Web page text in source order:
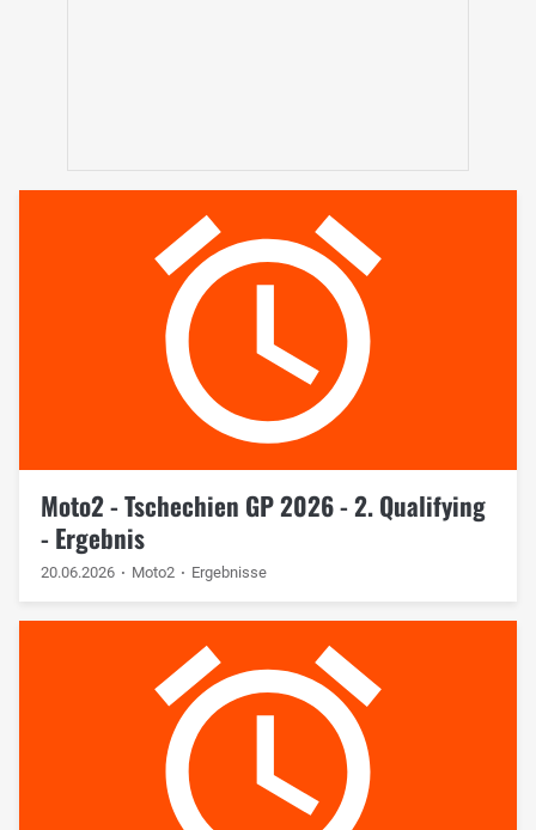
Moto2 - Tschechien GP 2026 - 2. Qualifying
- Ergebnis
20.06.2026 Moto2 Ergebnisse